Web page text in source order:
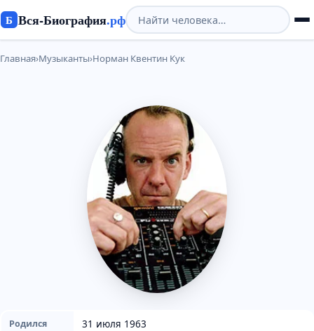
Б Вся-Биография.рф
Главная›Музыканты›Норман Квентин Кук
Родился 31 июля 1963